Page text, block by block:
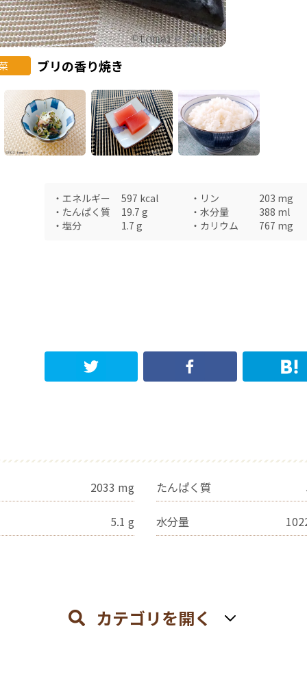
ブリの香り焼き
・ エネルギー 597 kcal ・ リン 203 mg
・ たんぱく質 19.7 g ・ 水分量 388 ml
・ 塩分 1.7 g ・ カリウム 767 mg
2033 mg たんぱく質
5.1 g 水分量
カテゴリを開く